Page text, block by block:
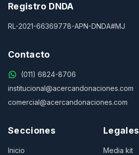
Registro DNDA
RL-2021-66369778-APN-DNDA#MJ
Contacto
(011) 6824-8706
institucional@acercandonaciones.com
comercial@acercandonaciones.com
Secciones
Inicio
Legales
Media kit